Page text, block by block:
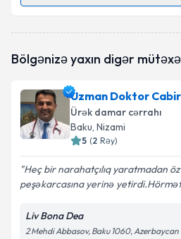
təqvimi tələbi yaradın. Bu
məlumatlandırılacaqsınız.
E-poçt Ünvanınız
Şəxsi məlumatlarımın
məlumatlarımın
edilməsinə razılıq verirəm.
Bölgənizə yaxın digər
Uzman Doktor
Ürək damar cərrahı
Baku, Nizami
5 (2 Rəy)
Heç bir narahatçılıq yaratmadan
peşəkarcasına yerinə
Liv Bona Dea
2 Mehdi Abbasov, Baku 1060, Azerbaycan